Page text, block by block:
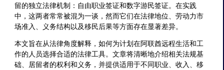
留的独立法律机制：自由职业签证和数字游民签证。在实践
中，这两者常常被混为一谈，然而它们在法律地位、劳动力市
场准入、义务结构以及移民后果等方面存在显著差异。
本文旨在从法律角度解释，如何为计划在阿联酋远程生活和工
作的人员选择合适的法律工具。文章将清晰地介绍相关法规基
础、居留者的权利和义务，并提供适用于不同职业、收入、移